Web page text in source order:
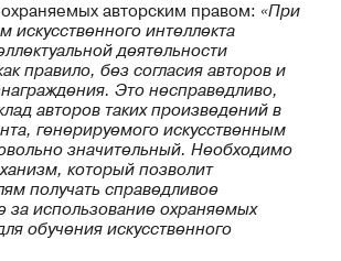
авторским правом: «При
искусственного интеллекта
деятельности
правило, без согласия авторов и
Это несправедливо,
авторов таких произведений в
генерируемого искусственным
значительный. Необходимо
который позволит
получать справедливое
за использование охраняемых
обучения искусственного